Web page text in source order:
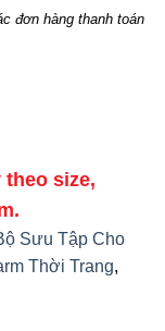
đơn hàng thanh toán
Tài Lộc quantity
size,
Sưu Tập Cho
Thời Trang,